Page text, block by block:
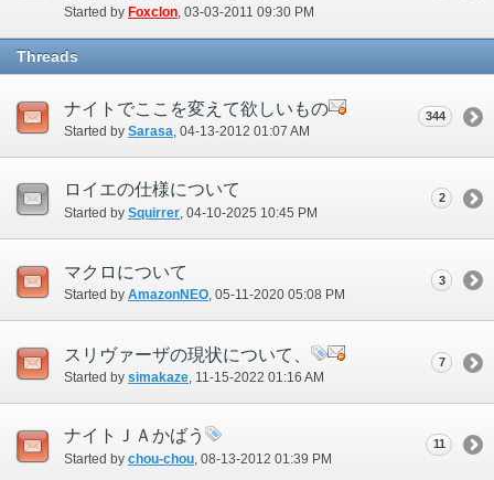
Started by Foxclon‎, 03-03-2011 09:30 PM
Threads
ナイトでここを変えて欲しいもの
Started by Sarasa ‎, 04-13-2012 01:07 AM
344
ロイエの仕様について
Started by Squirrer‎, 04-10-2025 10:45 PM
2
マクロについて
Started by AmazonNEO‎, 05-11-2020 05:08 PM
3
スリヴァーザの現状について、
Started by simakaze ‎, 11-15-2022 01:16 AM
7
ナイトＪＡかばう
Started by chou-chou‎, 08-13-2012 01:39 PM
11